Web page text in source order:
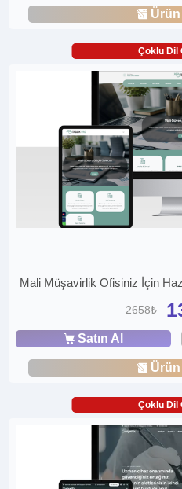
Çoklu Dil
Mali Müşavirlik Ofisiniz İçin
2658₺
Satın Al
Çoklu Dil